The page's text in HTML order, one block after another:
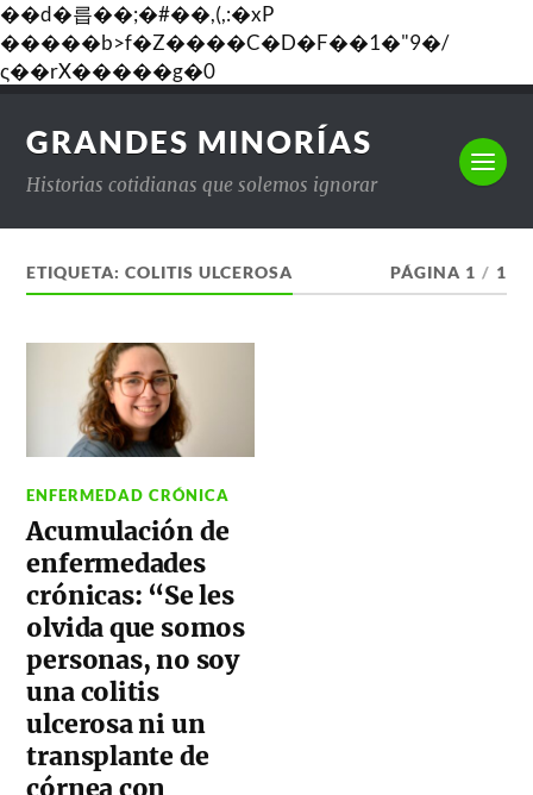
��d�릅��;�#��,(,:�xP
�����b>f�Z����C�D�F��1�"9�/
ς��rX�����g�0
GRANDES MINORÍAS
Historias cotidianas que solemos ignorar
ETIQUETA:COLITIS ULCEROSA PÁGINA 1 / 1
ENFERMEDAD CRÓNICA
Acumulación de
enfermedades
crónicas: “Se les
olvida que somos
personas, no soy
una colitis
ulcerosa ni un
transplante de
córnea con